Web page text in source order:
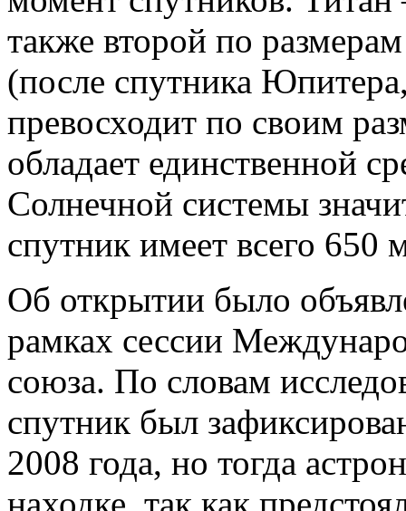
также второй по
(после спутника
превосходит по своим
обладает единственной
Солнечной системы
спутник имеет всего 650
Об открытии было
рамках сессии
союза. По словам
спутник был
2008 года, но тогда